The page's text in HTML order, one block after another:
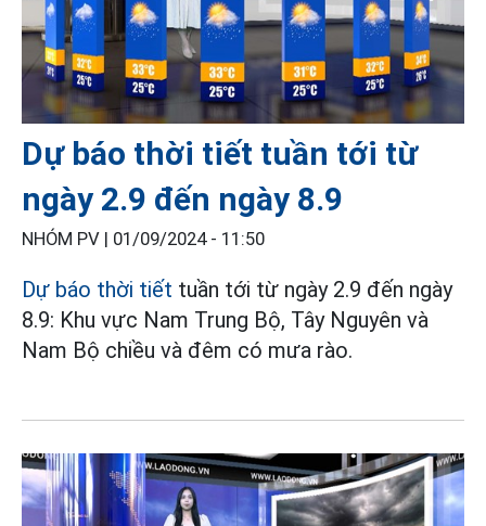
Dự báo thời tiết tuần tới từ
ngày 2.9 đến ngày 8.9
NHÓM PV | 01/09/2024 - 11:50
Dự báo thời tiết tuần tới từ ngày 2.9 đến ngày
8.9: Khu vực Nam Trung Bộ, Tây Nguyên và
Nam Bộ chiều và đêm có mưa rào.